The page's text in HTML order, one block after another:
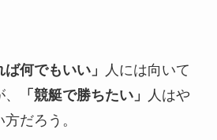
ば何でもいい」
人には向いて
「競艇で勝ちたい」
人はや
だろう。